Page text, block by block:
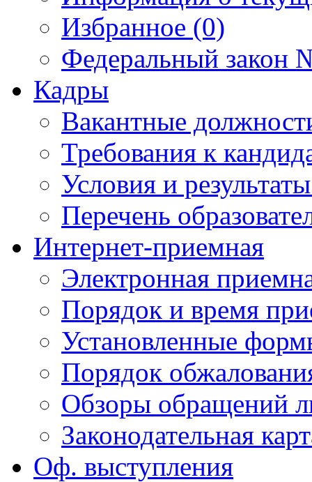
Избранное (0)
Федеральный закон
Кадры
Вакантные
Требования к
Условия и
Перечень
Интернет-приемная
Электронная
Порядок и время
Установленные
Порядок
Обзоры обращений
Законодательная
Оф. выступления